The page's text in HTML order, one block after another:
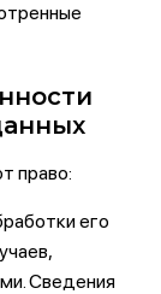
право:
его
Сведения